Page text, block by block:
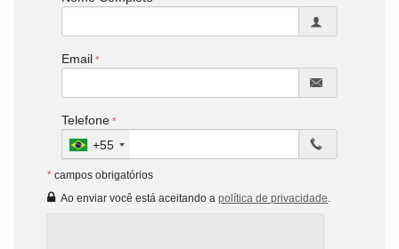
Email
Telefone
+55
* campos obrigatórios
Ao enviar você está aceitando a política de privacidade.